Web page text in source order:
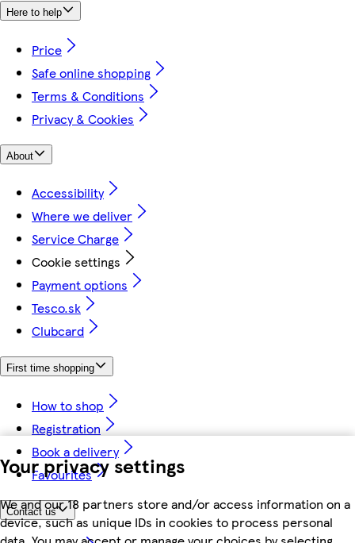
Your privacy settings
We and our 18 partners store and/or access information on a
device, such as unique IDs in cookies to process personal
Here to help
Price
Safe online shopping
Terms & Conditions
Privacy & Cookies
About
Accessibility
Where we deliver
Service Charge
Cookie settings
Payment options
Tesco.sk
Clubcard
First time shopping
How to shop
Registration
Book a delivery
Favourites
Contact us